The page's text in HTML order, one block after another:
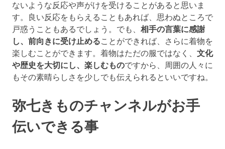
ないような反応や声がけを受けることがあると思いま
す。良い反応をもらえることもあれば、思わぬところで
戸惑うこともあるでしょう。でも、 相手の言葉に感謝
し、前向きに受け止めることができれば、さらに着物を
楽しむことができます。着物はただの服ではなく、 文化
や歴史を大切にし、楽しむものですから、周囲の人々に
もその素晴らしさを少しでも伝えられるといいですね。
弥七きものチャンネルがお手
伝いできる事